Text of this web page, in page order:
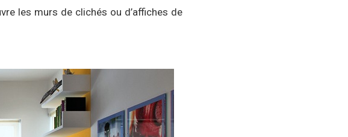
les murs de clichés ou d’affiches de